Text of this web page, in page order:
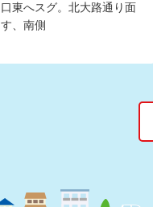
口東へスグ。北大路通り面
す、南側